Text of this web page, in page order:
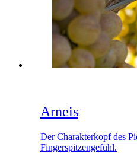
Arneis
Der Charakterkopf des
Fingerspitzengefühl.